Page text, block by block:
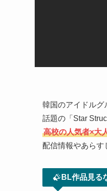
韓国のアイドルグ
話題の「Star
高校の人気者×大
配信情報やあらす
BL作品見る